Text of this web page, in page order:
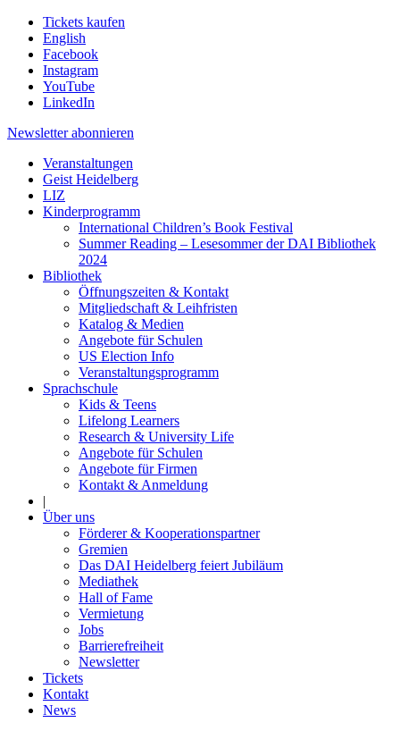
Tickets kaufen
English
Facebook
Instagram
YouTube
LinkedIn
Newsletter abonnieren
Veranstaltungen
Geist Heidelberg
LIZ
Kinderprogramm
International Children’s Book Festival
Summer Reading – Lesesommer der DAI Bibliothek
2024
Bibliothek
Öffnungszeiten & Kontakt
Mitgliedschaft & Leihfristen
Katalog & Medien
Angebote für Schulen
US Election Info
Veranstaltungsprogramm
Sprachschule
Kids & Teens
Lifelong Learners
Research & University Life
Angebote für Schulen
Angebote für Firmen
Kontakt & Anmeldung
|
Über uns
Förderer & Kooperationspartner
Gremien
Das DAI Heidelberg feiert Jubiläum
Mediathek
Hall of Fame
Vermietung
Jobs
Barrierefreiheit
Newsletter
Tickets
Kontakt
News